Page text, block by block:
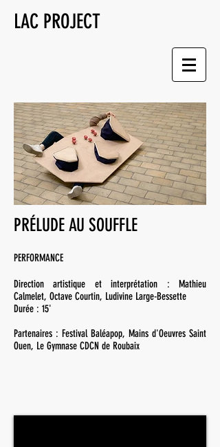
LAC PROJECT
PRÉLUDE AU SOUFFLE
PERFORMANCE
Direction artistique et interprétation : Mathieu
Calmelet, Octave Courtin, Ludivine Large-Bessette
Durée : 15'
Partenaires : Festival Baléapop, Mains d'Oeuvres Saint
Ouen, Le Gymnase CDCN de Roubaix